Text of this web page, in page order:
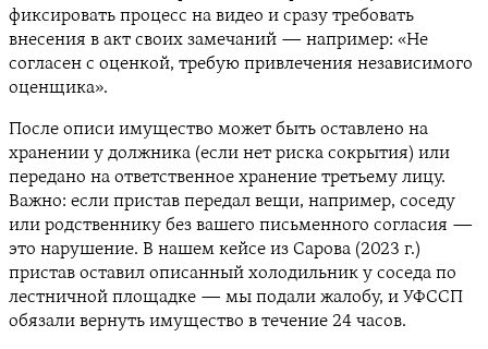
фиксировать процесс на видео и сразу требовать
внесения в акт своих замечаний — например: «Не
согласен с оценкой, требую привлечения независимого
оценщика».
После описи имущество может быть оставлено на
хранении у должника (если нет риска сокрытия) или
передано на ответственное хранение третьему лицу.
Важно: если пристав передал вещи, например, соседу
или родственнику без вашего письменного согласия —
это нарушение. В нашем кейсе из Сарова (2023 г.)
пристав оставил описанный холодильник у соседа по
лестничной площадке — мы подали жалобу, и УФССП
обязали вернуть имущество в течение 24 часов.